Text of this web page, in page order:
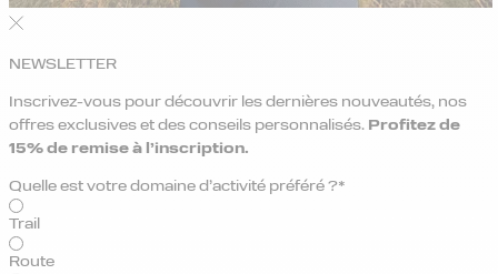
NEWSLETTER
Inscrivez-vous pour découvrir les dernières nouveautés, nos
offres exclusives et des conseils personnalisés. Profitez de
15% de remise à l’inscription.
Quelle est votre domaine d’activité préféré ?*
Trail
Route